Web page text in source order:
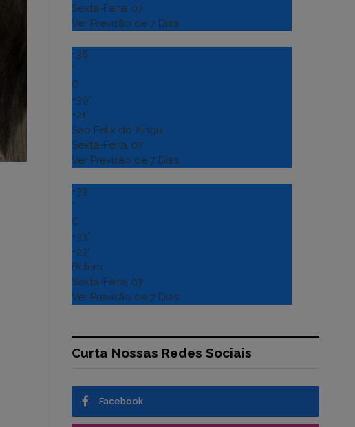
Sexta-Feira, 07
Ver Previsão de 7 Dias
+36
°
C
+39°
+21°
Sao Felix do Xingu
Sexta-Feira, 07
Ver Previsão de 7 Dias
+33
°
C
+33°
+23°
Belém
Sexta-Feira, 07
Ver Previsão de 7 Dias
Curta Nossas Redes Sociais
Facebook